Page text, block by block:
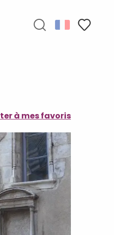
favoris
à mes favoris